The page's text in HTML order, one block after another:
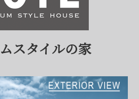
スタイルの家